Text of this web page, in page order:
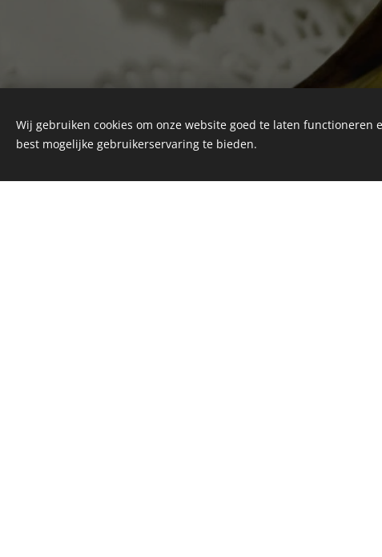
Wij gebruiken cookies om onze website goed te laten functioneren
best mogelijke gebruikerservaring te bieden.